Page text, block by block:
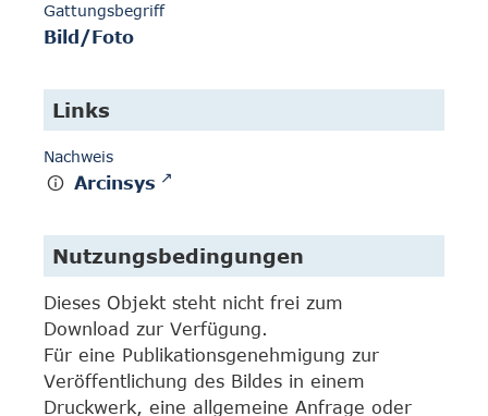
Gattungsbegriff
Bild/Foto
Links
Nachweis
Arcinsys
Nutzungsbedingungen
Dieses Objekt steht nicht frei zum
Download zur Verfügung.
Für eine Publikationsgenehmigung zur
Veröffentlichung des Bildes in einem
Druckwerk, eine allgemeine Anfrage oder